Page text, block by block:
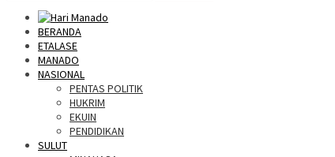
BERANDA
ETALASE
MANADO
NASIONAL
PENTAS POLITIK
HUKRIM
EKUIN
PENDIDIKAN
SULUT